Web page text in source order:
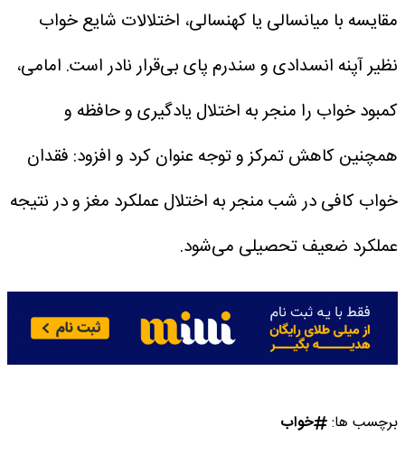
مقایسه با میانسالی یا کهنسالی، اختلالات شایع خواب
نظیر آپنه انسدادی و سندرم پای بی‌قرار نادر است. امامی،
کمبود خواب را منجر به اختلال یادگیری و حافظه و
همچنین کاهش تمرکز و توجه عنوان کرد و افزود: فقدان
خواب کافی در شب منجر به اختلال عملکرد مغز و در نتیجه
عملکرد ضعیف تحصیلی می‌شود.
برچسب ها: خواب